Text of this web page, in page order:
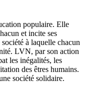
populaire. Elle
et incite ses
à laquelle chacun
LVN, par son action
les inégalités, les
des êtres humains.
société solidaire.